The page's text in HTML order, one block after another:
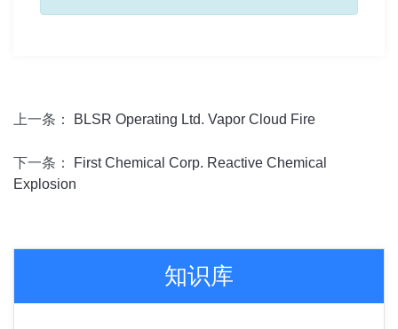
上一条： BLSR Operating Ltd. Vapor Cloud Fire
下一条：
First Chemical Corp. Reactive Chemical
Explosion
知识库